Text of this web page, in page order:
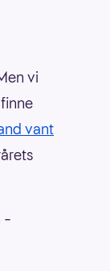
vi
vant